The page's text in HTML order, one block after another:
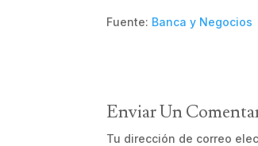
Fuente: Banca y Negocios
Enviar Un
Tu dirección de correo